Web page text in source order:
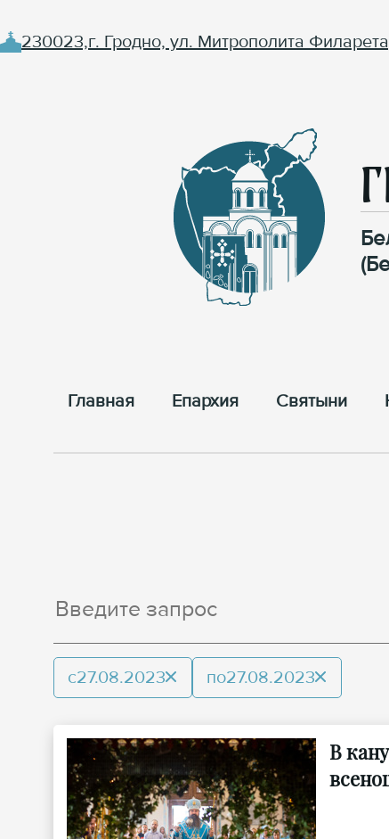
230023,г. Гродно, ул. Митрополита
Главная Епархия Cвятыни
с27.08.2023 по27.08.2023
В